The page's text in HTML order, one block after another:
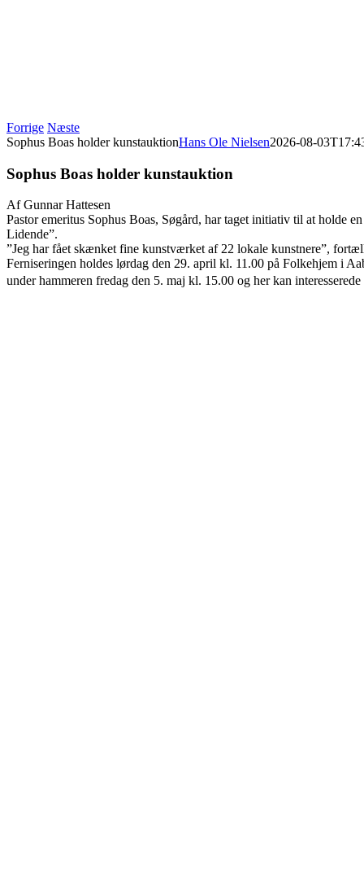
Forrige Næste
Sophus Boas holder kunstauktionHans Ole Nielsen2026-08-
Sophus Boas holder kunstauktion
Af Gunnar Hattesen
Pastor emeritus Sophus Boas, Søgård, har taget initiativ til at holde
Lidende”.
”Jeg har fået skænket fine kunstværket af 22 lokale kunstnere”,
Ferniseringen holdes lørdag den 29. april kl. 11.00 på Folkehjem i
under hammeren fredag den 5. maj kl. 15.00 og her kan